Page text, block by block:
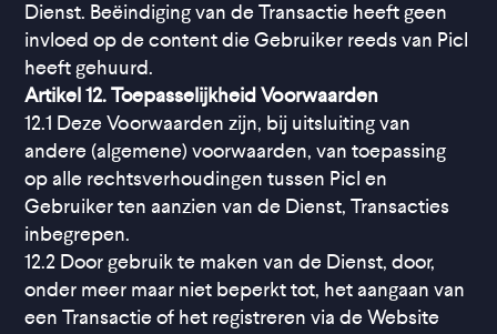
Dienst. Beëindiging van de Transactie heeft geen
invloed op de content die Gebruiker reeds van Picl
heeft gehuurd.
Artikel 12. Toepasselijkheid Voorwaarden
12.1 Deze Voorwaarden zijn, bij uitsluiting van
andere (algemene) voorwaarden, van toepassing
op alle rechtsverhoudingen tussen Picl en
Gebruiker ten aanzien van de Dienst, Transacties
inbegrepen.
12.2 Door gebruik te maken van de Dienst, door,
onder meer maar niet beperkt tot, het aangaan van
een Transactie of het registreren via de Website